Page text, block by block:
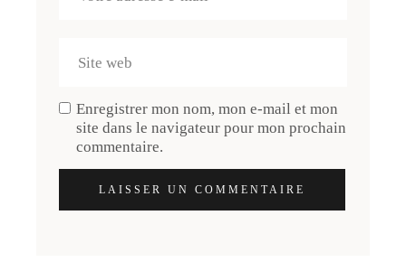
Enregistrer mon nom, mon e-mail et mon
site dans le navigateur pour mon prochain
commentaire.
LAISSER UN COMMENTAIRE